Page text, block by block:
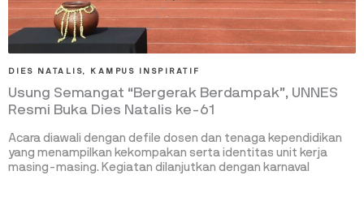
DIES NATALIS, KAMPUS INSPIRATIF
Usung Semangat “Bergerak Berdampak”, UNNES
Resmi Buka Dies Natalis ke-61
Acara diawali dengan defile dosen dan tenaga kependidikan
yang menampilkan kekompakan serta identitas unit kerja
masing-masing. Kegiatan dilanjutkan dengan karnaval